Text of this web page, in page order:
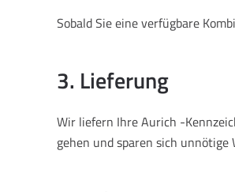
Sobald Sie eine verfügbare
3. Lieferung
Wir liefern Ihre Aurich -
gehen und sparen sich